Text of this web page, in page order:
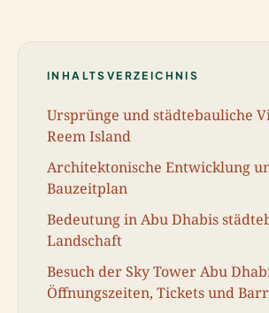
INHALTSVERZEICHNIS
Ursprünge und städtebauliche
Reem Island
Architektonische Entwicklung
Bauzeitplan
Bedeutung in Abu Dhabis
Landschaft
Besuch der Sky Tower Abu
Öffnungszeiten, Tickets und